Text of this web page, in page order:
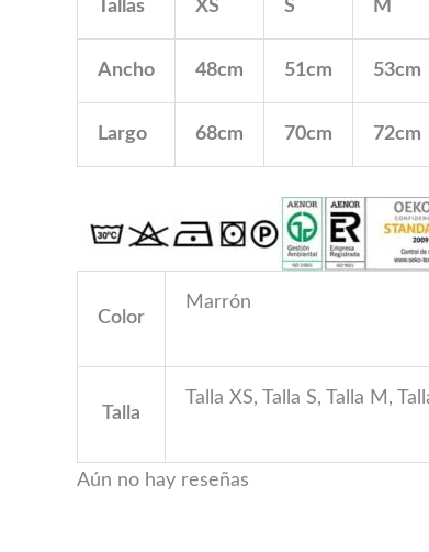
Tallas XS S M
Ancho 48cm 51cm 53cm
Largo 68cm 70cm 72cm
Color
Marrón
Talla
Talla XS, Talla S, Talla M,
Aún no hay reseñas